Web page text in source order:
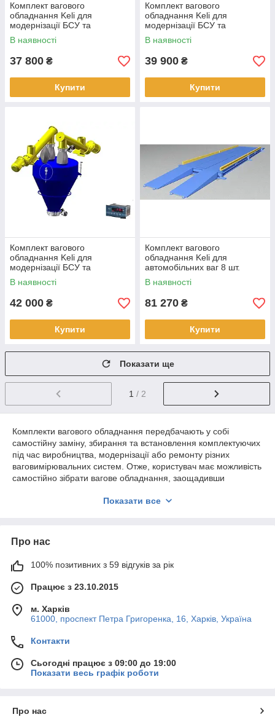
Комплект вагового
обладнання Keli для
модернізації БСУ та
дозаторів сипучих матеріалів
2
В наявності
37 800 ₴
Купити
Комплект вагового
обладнання Keli для
модернізації БСУ та
дозаторів сипучих матеріалів
3
В наявності
39 900 ₴
Купити
Комплект вагового
обладнання Keli для
модернізації БСУ та
дозаторів сипучих матеріалів
4
В наявності
42 000 ₴
Купити
Комплект вагового
обладнання Keli для
автомобільних ваг 8 шт.
В наявності
81 270 ₴
Купити
Показати ще
1 / 2
Комплекти вагового обладнання передбачають у собі
самостійну заміну, збирання та встановлення комплектуючих
під час виробництва, модернізації або ремонту різних
ваговимірювальних систем. Отже, користувач має можливість
самостійно зібрати вагове обладнання, заощадивши
повну консультацію зі збирання та інших питань, можна
офіційному сайті компанії.
· Ваговистий індикатор (ЖК або LCD) нового покоління;
· 4 герметичні тензометричні датчики з регульованими
· З'єднувальна коробка;
У яких випадках встановлюють комплекти вагового
обладнання:
· Для поліпшення власної ваговитої техніки. Заміна
Показати все
Про нас
100% позитивних з 59 відгуків за рік
Працює з 23.10.2015
м. Харків
61000, проспект Петра Григоренка, 16, Харків, Україна
Контакти
Сьогодні працює з 09:00 до 19:00
Показати весь графік роботи
Про нас